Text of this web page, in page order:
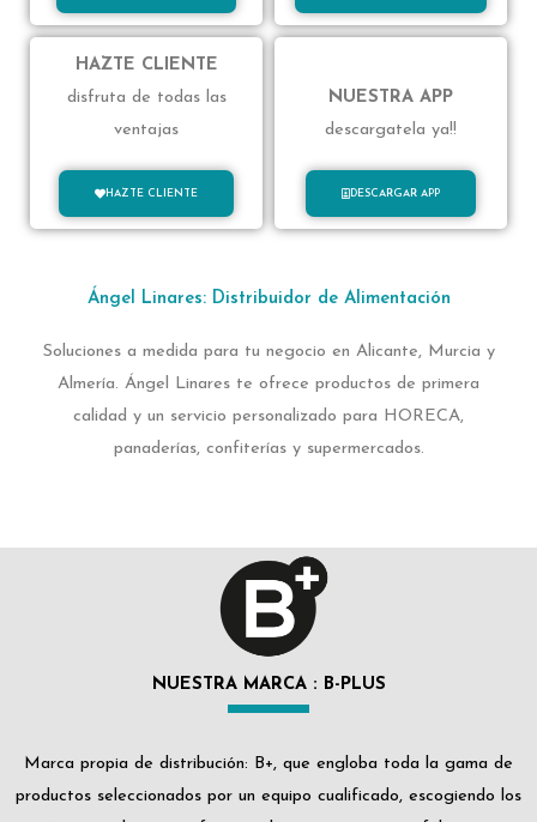
HAZTE CLIENTE
disfruta de todas las
ventajas
HAZTE CLIENTE
NUESTRA APP
descargatela ya!!
DESCARGAR APP
Ángel Linares: Distribuidor de Alimentación
Soluciones a medida para tu negocio en Alicante, Murcia y
Almería. Ángel Linares te ofrece productos de primera
calidad y un servicio personalizado para HORECA,
panaderías, confiterías y supermercados.​
NUESTRA MARCA : B-PLUS
Marca propia de distribución: B+, que engloba toda la gama de
productos seleccionados por un equipo cualificado, escogiendo los